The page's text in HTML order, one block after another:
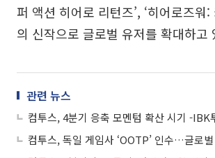
퍼 액션 히어로 리턴즈’, ‘히어로즈워:
의 신작으로 글로벌 유저를 확대하고
관련 뉴스
컴투스, 4분기 응축 모멘텀 확산 시기 -IBK
컴투스, 독일 게임사 ‘OOTP’ 인수…글로